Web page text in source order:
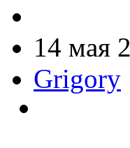
14 мая
Grigory